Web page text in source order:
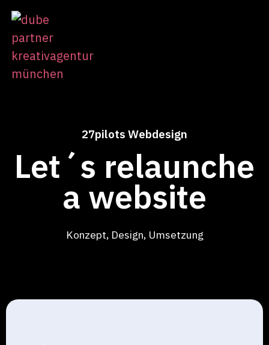
27pilots Webdesign
Let´s relaunche
a website
Konzept, Design, Umsetzung